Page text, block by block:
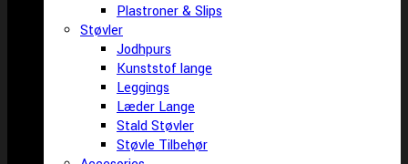
Plastroner & Slips
Støvler
Jodhpurs
Kunststof lange
Leggings
Læder Lange
Stald Støvler
Støvle Tilbehør